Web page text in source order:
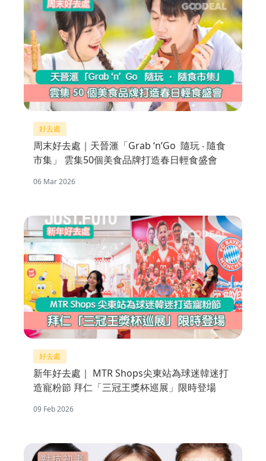
好去處
周末好去處｜天晉滙「Grab ‘n’Go 隨玩 ‧ 隨食
市集」 雲集50個美食品牌打造春日輕食盛會
06 Mar 2026
好去處
新年好去處｜ MTR Shops尖東站為球迷韓迷打
造寵粉節 拜仁「三冠王獎杯巡展」限時登場
09 Feb 2026